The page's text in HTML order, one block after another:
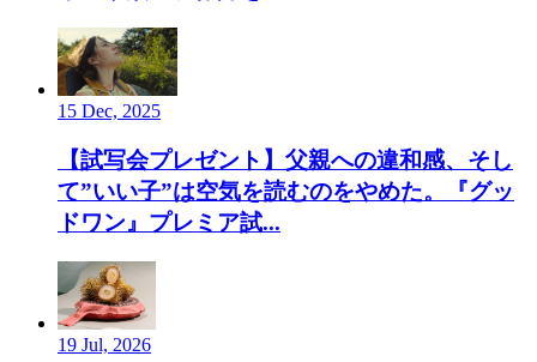
15 Dec, 2025
【試写会プレゼント】父親への違和感、そし
て”いい子”は空気を読むのをやめた。『グッ
ドワン』プレミア試...
19 Jul, 2026